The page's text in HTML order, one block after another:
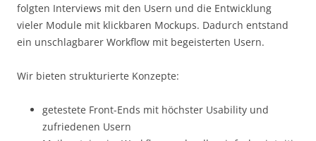
folgten Interviews mit den Usern und die Entwicklung
vieler Module mit klickbaren Mockups. Dadurch entstand
ein unschlagbarer Workflow mit begeisterten Usern.
Wir bieten strukturierte Konzepte:
getestete Front-Ends mit höchster Usability und
zufriedenen Usern